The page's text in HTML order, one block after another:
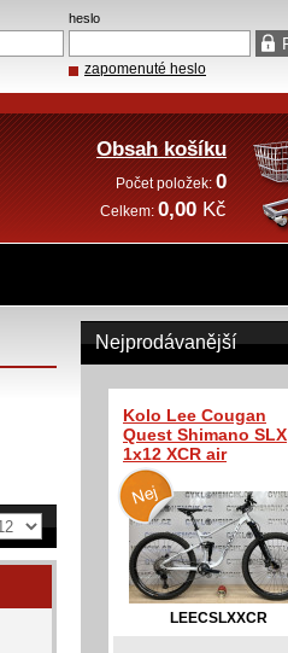
Nejprodávanější
Kolo Lee Cougan
Quest Shimano SLX
1x12 XCR air
LEECSLXXCR
heslo
zapomenuté heslo
Obsah košíku
Počet položek:0
Celkem: 0,00 Kč